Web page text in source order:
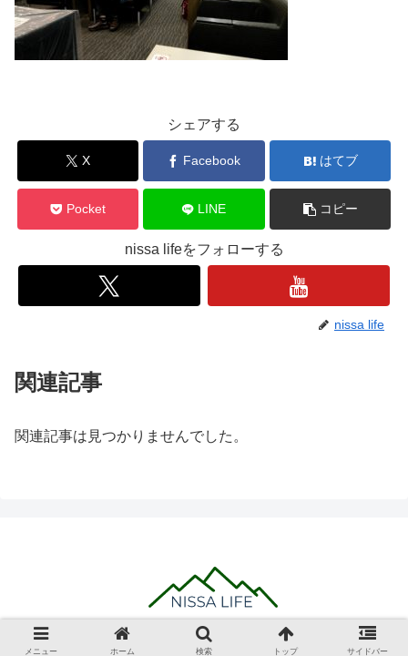
シェアする
X Facebook はてブ
Pocket LINE コピー
nissa lifeをフォローする
nissa life
関連記事
関連記事は見つかりませんでした。
© 2020 NISSA LIFE.
メニュー ホーム 検索 トップ サイドバー